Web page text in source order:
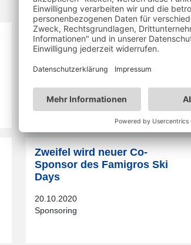
Lenzerheide ist Ausrichter
der Biathlon-WM 2025
16.11.2020
Zweifel wird neuer Co-
Sponsor des Famigros Ski
Days
20.10.2020
Sponsoring